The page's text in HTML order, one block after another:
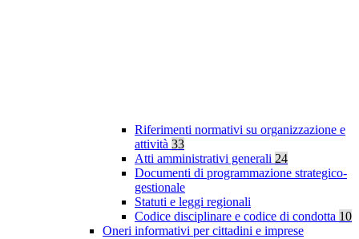
Riferimenti normativi su organizzazione e
attività 33
Atti amministrativi generali 24
Documenti di programmazione strategico-
gestionale
Statuti e leggi regionali
Codice disciplinare e codice di condotta 10
Oneri informativi per cittadini e imprese